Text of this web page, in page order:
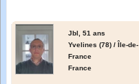
Jbl,
51 ans
Yvelines (78) / Île-de-
France
France